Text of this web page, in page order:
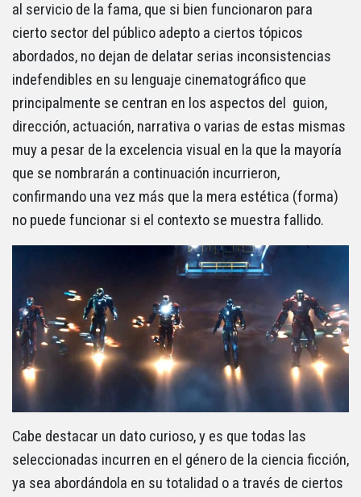
al servicio de la fama, que si bien funcionaron para
cierto sector del público adepto a ciertos tópicos
abordados, no dejan de delatar serias inconsistencias
indefendibles en su lenguaje cinematográfico que
principalmente se centran en los aspectos del guion,
dirección, actuación, narrativa o varias de estas mismas
muy a pesar de la excelencia visual en la que la mayoría
que se nombrarán a continuación incurrieron,
confirmando una vez más que la mera estética (forma)
no puede funcionar si el contexto se muestra fallido.
Cabe destacar un dato curioso, y es que todas las
seleccionadas incurren en el género de la ciencia ficción,
ya sea abordándola en su totalidad o a través de ciertos